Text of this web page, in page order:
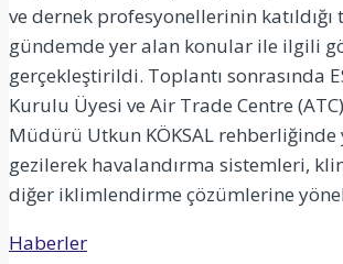
ve dernek profesyonellerinin katıldığı
gündemde yer alan konular ile ilgili
gerçekleştirildi. Toplantı sonrasında
Kurulu Üyesi ve Air Trade Centre
Müdürü Utkun KÖKSAL
gezilerek havalandırma sistemleri,
diğer iklimlendirme çözümlerine
Haberler